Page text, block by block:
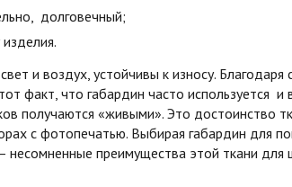
долговечный;
и воздух, устойчивы к износу.
факт, что габардин часто используется
получаются «живыми». Это
с фотопечатью. Выбирая габардин для
несомненные преимущества этой ткани для